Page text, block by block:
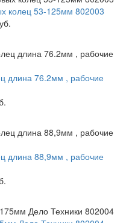
колец 53-125мм 802003
длина 76.2мм , рабочие
длина 88,9мм , рабочие